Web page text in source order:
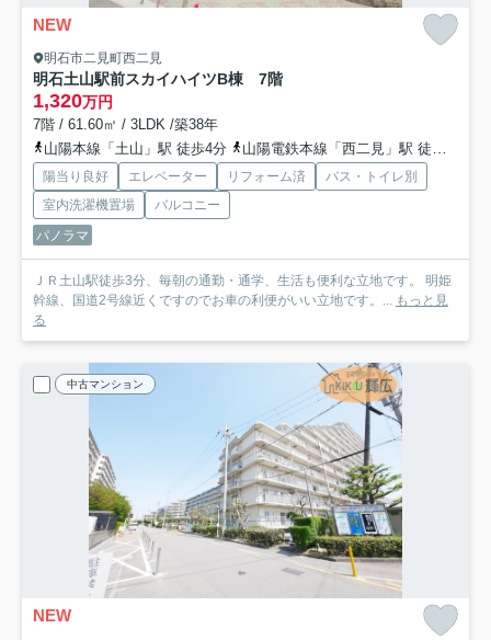
NEW
明石市二見町西二見
明石土山駅前スカイハイツB棟 7階
1,320万円
7階 / 61.60㎡ / 3LDK /築38年
山陽本線「土山」駅 徒歩4分
山陽電鉄本線「西二見」駅 徒歩26分
陽当り良好 エレベーター リフォーム済
バス・トイレ別
室内洗濯機置場
バルコニー
パノラマ
ＪＲ土山駅徒歩3分、毎朝の通勤・通学、生活も便利な立地です。 明姫
幹線、国道2号線近くですのでお車の利便がいい立地です。... もっと見
る
中古マンション
NEW